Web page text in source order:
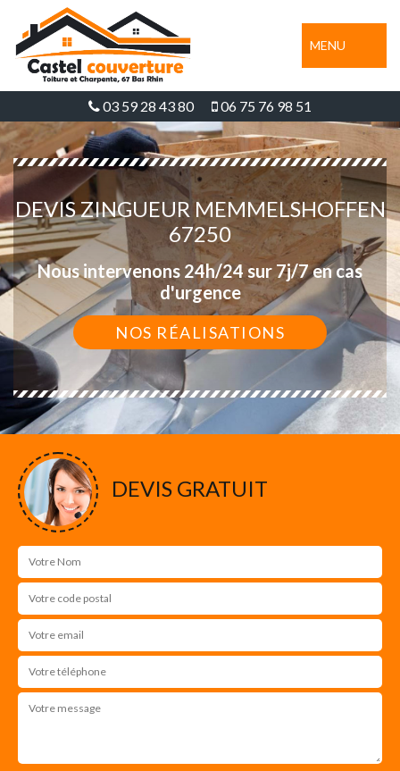
MENU
03 59 28 43 80 06 75 76 98 51
DEVIS ZINGUEUR MEMMELSHOFFEN
67250
Nous intervenons 24h/24 sur 7j/7 en cas
d'urgence
NOS RÉALISATIONS
DEVIS GRATUIT